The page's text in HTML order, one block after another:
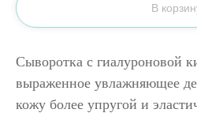
В
Сыворотка с гиалуроновой
выраженное увлажняющее
кожу более упругой и